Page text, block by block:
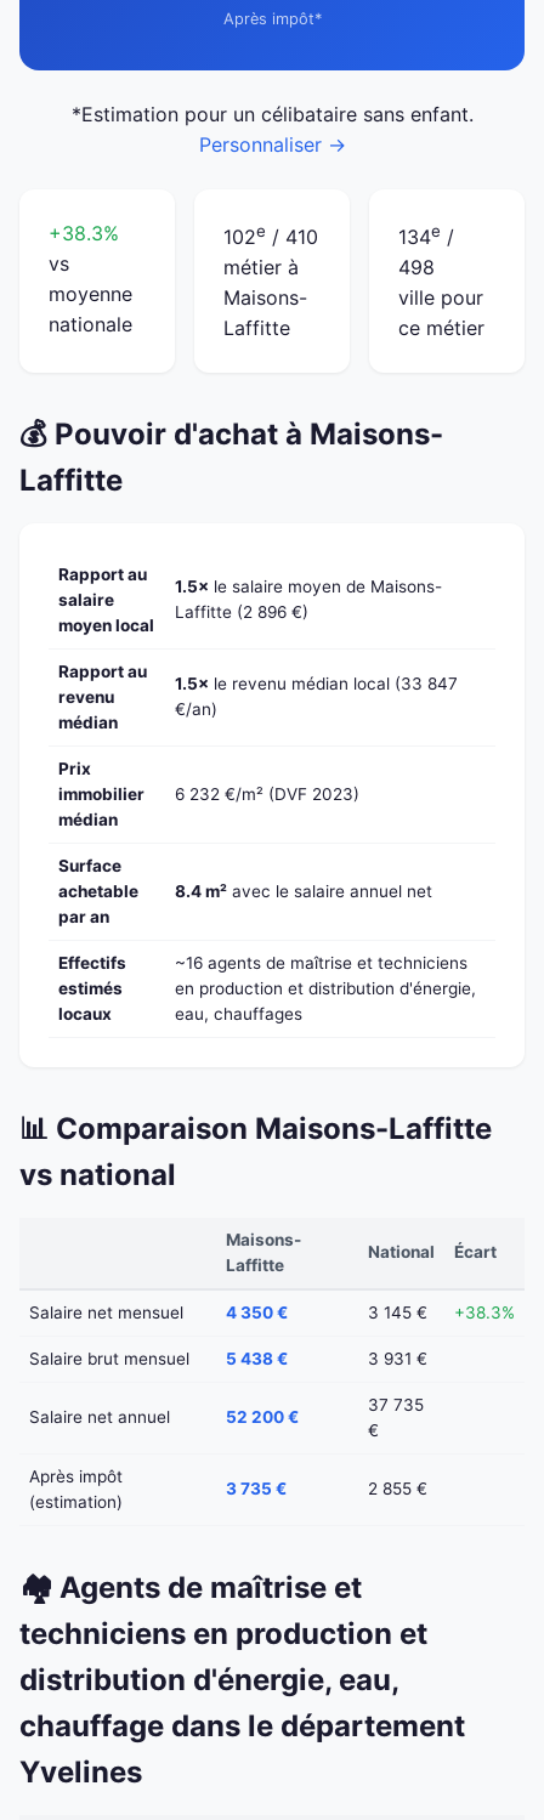
Après impôt*
*Estimation pour un célibataire sans enfant.
Personnaliser →
+38.3%
vs
moyenne
nationale
102e / 410
métier à
Maisons-
Laffitte
134e /
498
ville pour
ce métier
💰 Pouvoir d'achat à Maisons-
Laffitte
Rapport au
salaire
moyen local
1.5× le salaire moyen de Maisons-
Laffitte (2 896 €)
Rapport au
revenu
médian
1.5× le revenu médian local (33 847
€/an)
Prix
immobilier
médian
6 232 €/m² (DVF 2023)
Surface
achetable
par an
8.4 m² avec le salaire annuel net
Effectifs
estimés
locaux
~16 agents de maîtrise et techniciens
en production et distribution d'énergie,
eau, chauffages
📊 Comparaison Maisons-Laffitte
vs national
Maisons-
Laffitte
National Écart
Salaire net mensuel 4 350 € 3 145 € +38.3%
Salaire brut mensuel 5 438 € 3 931 €
Salaire net annuel 52 200 €
37 735
€
Après impôt
(estimation)
3 735 € 2 855 €
🏘️ Agents de maîtrise et
techniciens en production et
distribution d'énergie, eau,
chauffage dans le département
Yvelines